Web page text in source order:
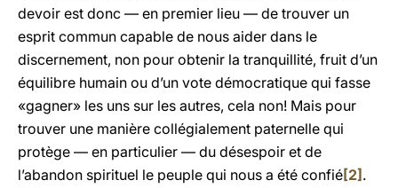
devoir est donc — en premier lieu — de trouver un
esprit commun capable de nous aider dans le
discernement, non pour obtenir la tranquillité, fruit d’un
équilibre humain ou d’un vote démocratique qui fasse
«gagner» les uns sur les autres, cela non! Mais pour
trouver une manière collégialement paternelle qui
protège — en particulier — du désespoir et de
l’abandon spirituel le peuple qui nous a été confié[2] .